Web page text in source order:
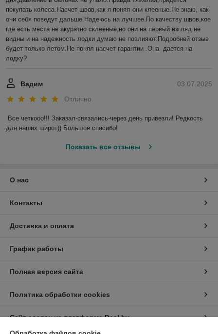
покупать колеса.Насчет швов,как я понял они клееные.Не знаю, как
они себя поведут дальше.Надеюсь на лучшее.По качеству швов,кое
где есть места не акуратно склееные,но они на первый взгляд не
видны и на надежность лодки думаю не повлияют.Подробней отзыв
будет только летом.Не понял насчет гарантии .Она  дается на
лодку?
03.07.2025
Вадим
Отлично
Все четкооо!!! Заказал-связались-через день привезли! Редкость
для наших широт)) Большое спасибо!
Показать все отзывы
О нас
Контакты
Доставка и оплата
График работы
Полная версия сайта
Политика обработки cookies
Сайт создан на платформе Deal.by